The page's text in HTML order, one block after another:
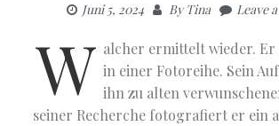
Juni 5, 2024 ByTina Leave
W alcher ermittelt wieder.
in einer Fotoreihe. Sein
ihn zu alten
seiner Recherche fotografiert er ein